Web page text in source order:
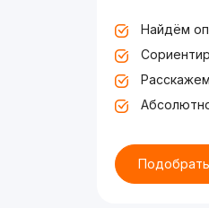
Найдём